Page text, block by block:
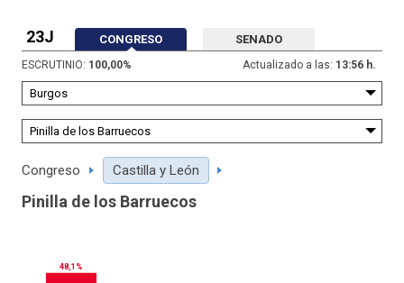
23J CONGRESO SENADO
ESCRUTINIO: 100,00% Actualizado a las: 13:56 h.
Congreso Castilla y León
Pinilla de los Barruecos
48,1%